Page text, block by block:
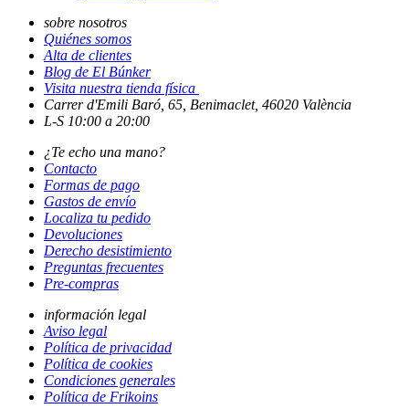
sobre nosotros
Quiénes somos
Alta de clientes
Blog de El Búnker
Visita nuestra tienda física
Carrer d'Emili Baró, 65, Benimaclet, 46020 València
L-S 10:00 a 20:00
¿Te echo una mano?
Contacto
Formas de pago
Gastos de envío
Localiza tu pedido
Devoluciones
Derecho desistimiento
Preguntas frecuentes
Pre-compras
información legal
Aviso legal
Política de privacidad
Política de cookies
Condiciones generales
Política de Frikoins